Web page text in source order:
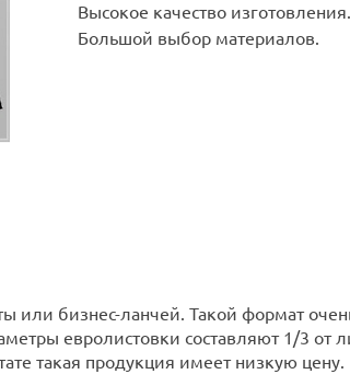
Высокое качество изготовления.
Большой выбор материалов.
или бизнес-ланчей. Такой формат
евролистовки составляют 1/3 от
такая продукция имеет низкую цену.